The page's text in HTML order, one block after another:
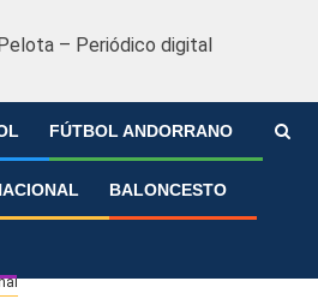
FÚTBOL ANDORRANO
BALONCESTO